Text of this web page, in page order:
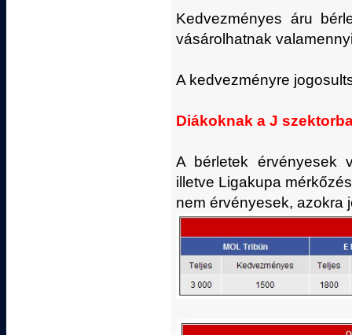
Kedvezményes áru
vásárolhatnak
A kedvezményre
Diákoknak a J
A bérletek érvényesek
illetve Ligakupa
nem érvényesek, azokra